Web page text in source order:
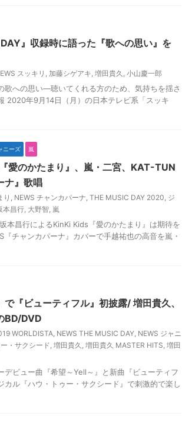
』収録時に語った『歌への思い』を
スッキリ , 加藤シゲアキ, 増田貴久 , 小山慶一郎
歌への思い―聴いてくれる方のため、気持ちを揺さ
2020年9月14日（月）の日本テレビ系「スッキ
ニーズ 嵐
愛のかたまり』、嵐・二宮、KAT-TUN
ナ』歌唱
り , NEWS チャンカパーナ, THE MUSIC DAY 2020, ジ
本昌行, 大野智, 嵐
本昌行によるKinKi Kids『愛のかたまり』は期待を
チャンカパーナ』カバーで手越祐也の高音を嵐・
『ビューティフル』初披露/ 増田貴久、
BD/DVD
WORLDISTA, NEWS THE MUSIC DAY, NEWS ジャニ
・サクシード, 増田貴久 , 増田貴久 MASTER HITS, 増田
デビュー曲『希望～Yell～』と新曲『ビューティフ
カル『ハウ・トゥー・サクシード』で刺激的で楽し